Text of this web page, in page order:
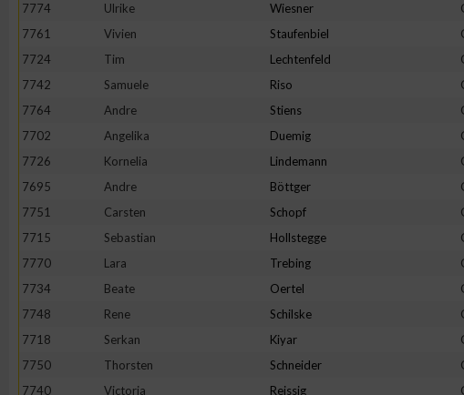
7774
Ulrike Wiesner
7761
Vivien Staufenbiel
7724
Tim Lechtenfeld
7742
Samuele Riso
7764
Andre Stiens
7702
Angelika Duemig
7726
Kornelia Lindemann
7695
Andre Böttger
7751
Carsten Schopf
7715
Sebastian Hollstegge
7770
Lara Trebing
7734
Beate Oertel
7748
Rene Schilske
7718
Serkan Kiyar
7750
Thorsten Schneider
7740
Victoria Reissig